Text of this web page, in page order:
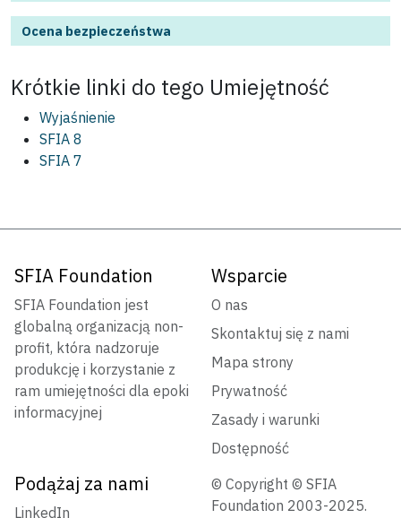
Ocena bezpieczeństwa
Krótkie linki do tego Umiejętność
Wyjaśnienie
SFIA 8
SFIA 7
SFIA Foundation
SFIA Foundation jest
globalną organizacją non-
profit, która nadzoruje
produkcję i korzystanie z
ram umiejętności dla epoki
informacyjnej
Wsparcie
O nas
Skontaktuj się z nami
Mapa strony
Prywatność
Zasady i warunki
Dostępność
Podążaj za nami
LinkedIn
© Copyright © SFIA
Foundation 2003-2025.